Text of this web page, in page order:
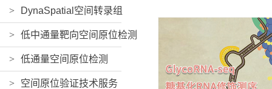
> DynaSpatial空间转录组
> 低中通量靶向空间原位检测
> 低通量空间原位检测
> 空间原位验证技术服务